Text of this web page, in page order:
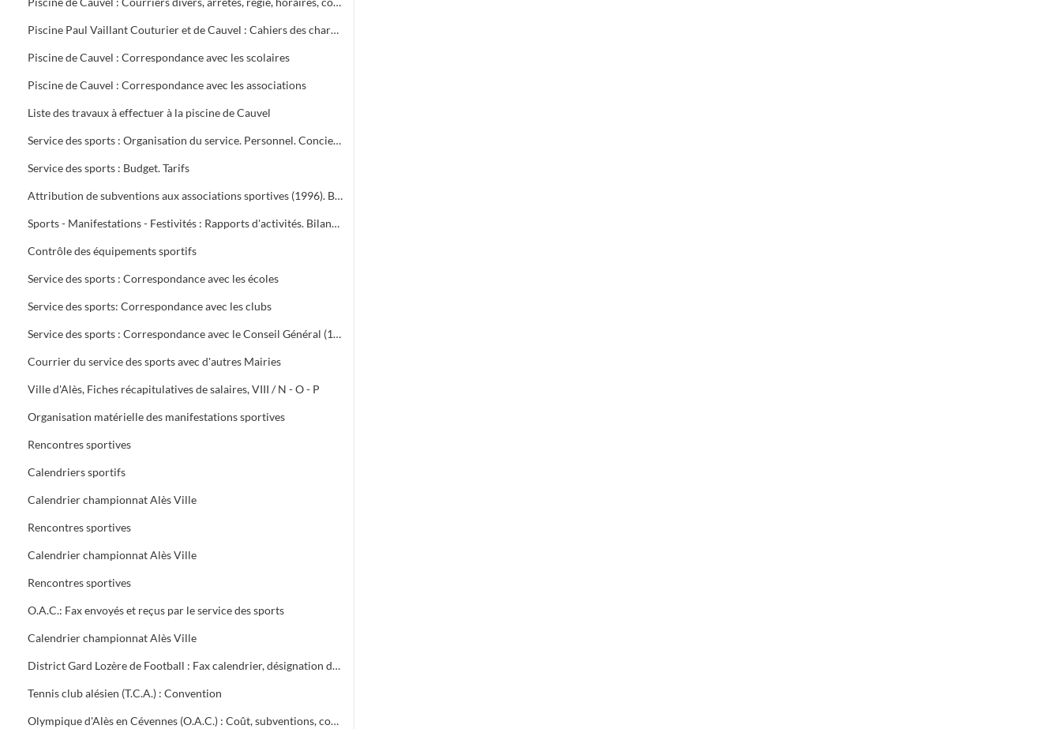
Piscine Paul Vaillant Couturier et de Cauvel : Cahiers des charges signés par les clubs
Piscine de Cauvel : Correspondance avec les scolaires
Piscine de Cauvel : Correspondance avec les associations
Liste des travaux à effectuer à la piscine de Cauvel
Service des sports : Organisation du service. Personnel. Concierges. Notes de service
Service des sports : Budget. Tarifs
Attribution de subventions aux associations sportives (1996). Bilans financiers des clubs (1995-1996)
Sports - Manifestations - Festivités : Rapports d'activités. Bilans financiers
Contrôle des équipements sportifs
Service des sports : Correspondance avec les écoles
Service des sports: Correspondance avec les clubs
Service des sports : Correspondance avec le Conseil Général (1996-1999), Conseil Régional (1996-2000), Préfecture du Gard (1995-1997), Direction Départementale jeunesse et sports (1995-2000)
Courrier du service des sports avec d'autres Mairies
Ville d'Alès, Fiches récapitulatives de salaires, VIII / N - O - P
Organisation matérielle des manifestations sportives
Rencontres sportives
Calendriers sportifs
Calendrier championnat Alès Ville
Rencontres sportives
Calendrier championnat Alès Ville
Rencontres sportives
O.A.C.: Fax envoyés et reçus par le service des sports
Calendrier championnat Alès Ville
District Gard Lozère de Football : Fax calendrier, désignation des terrains
Tennis club alésien (T.C.A.) : Convention
Olympique d'Alès en Cévennes (O.A.C.) : Coût, subventions, contrat d'objectifs, courrier